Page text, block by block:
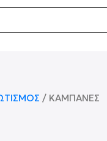
ΚΑΜΠΆΝΕΣ